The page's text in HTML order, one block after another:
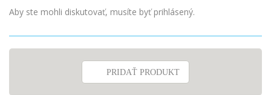
Aby ste mohli diskutovať, musíte byť prihlásený.
PRIDAŤ PRODUKT